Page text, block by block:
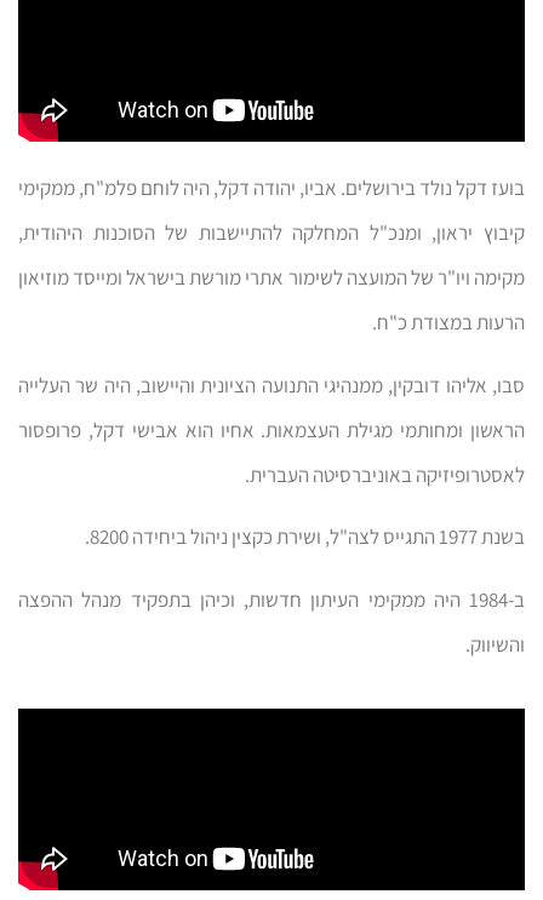
בועז דקל נולד בירושלים. אביו, יהודה דקל, היה לוחם פלמ"ח, ממקימי
קיבוץ יראון, ומנכ"ל המחלקה להתיישבות של הסוכנות היהודית,
מקימה ויו"ר של המועצה לשימור אתרי מורשת בישראל ומייסד מוזיאון
הרעות במצודת כ"ח.
סבו, אליהו דובקין, ממנהיגי התנועה הציונית והיישוב, היה שר העלייה
הראשון ומחותמי מגילת העצמאות. אחיו הוא אבישי דקל, פרופסור
לאסטרופיזיקה באוניברסיטה העברית.
בשנת 1977 התגייס לצה"ל, ושירת כקצין ניהול ביחידה 8200.
ב-1984 היה ממקימי העיתון חדשות, וכיהן בתפקיד מנהל ההפצה
והשיווק.